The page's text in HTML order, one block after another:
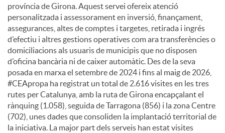
província de Girona. Aquest servei ofereix atenció
personalitzada i assessorament en inversió, finançament,
assegurances, altes de comptes i targetes, retirada i ingrés
d’efectiu i altres gestions operatives com ara transferències o
domiciliacions als usuaris de municipis que no disposen
d’oficina bancària ni de caixer automàtic. Des de la seva
posada en marxa el setembre de 2024 i fins al maig de 2026,
#CEApropa ha registrat un total de 2.616 visites en les tres
rutes per Catalunya, amb la ruta de Girona encapçalant el
rànquing (1.058), seguida de Tarragona (856) i la zona Centre
(702), unes dades que consoliden la implantació territorial de
la iniciativa. La major part dels serveis han estat visites